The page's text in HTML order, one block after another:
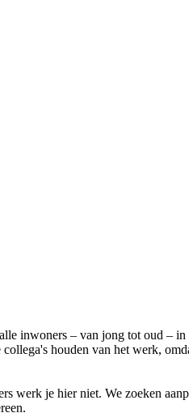
inwoners – van jong tot oud –
houden van het werk,
je hier niet. We zoeken